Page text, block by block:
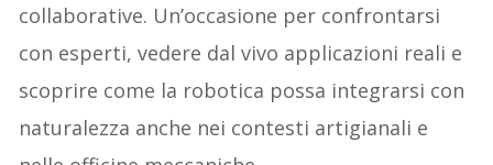
collaborative. Un’occasione per confrontarsi
con esperti, vedere dal vivo applicazioni reali e
scoprire come la robotica possa integrarsi con
naturalezza anche nei contesti artigianali e